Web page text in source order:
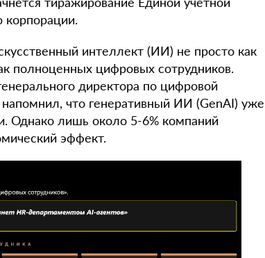
интеллект (ИИ) не просто как
полноценных цифровых сотрудников.
директора по цифровой
что генеративный ИИ (GenAI) уже
Однако лишь около 5-6% компаний
эффект.